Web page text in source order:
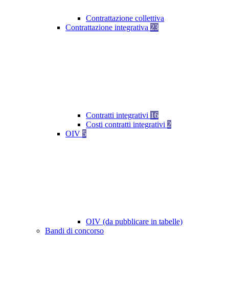
Contrattazione collettiva
Contrattazione integrativa 23
Contratti integrativi 16
Costi contratti integrativi 2
OIV 5
OIV (da pubblicare in tabelle)
Bandi di concorso